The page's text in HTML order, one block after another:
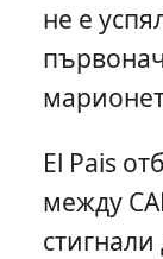
не е
El Pais
между